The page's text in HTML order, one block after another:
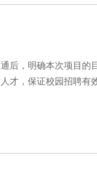
后，明确本次项目的
才，保证校园招聘有